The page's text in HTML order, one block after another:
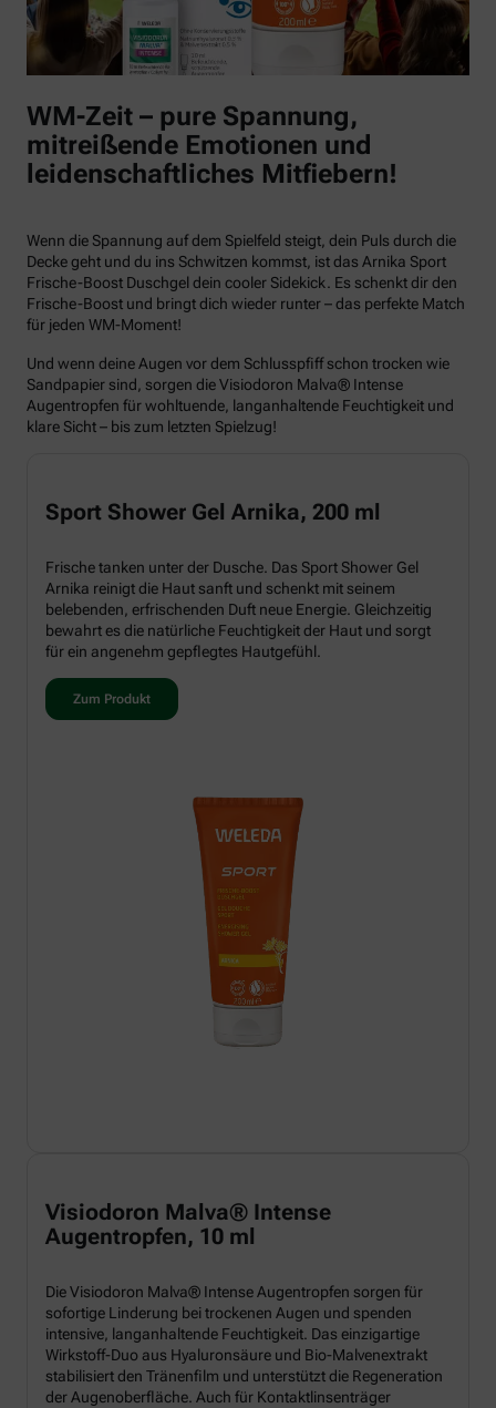
WM-Zeit – pure Spannung,
mitreißende Emotionen und
leidenschaftliches Mitfiebern!
Wenn die Spannung auf dem Spielfeld steigt, dein Puls durch die
Decke geht und du ins Schwitzen kommst, ist das Arnika Sport
Frische-Boost Duschgel dein cooler Sidekick. Es schenkt dir den
Frische-Boost und bringt dich wieder runter – das perfekte Match
für jeden WM-Moment!
Und wenn deine Augen vor dem Schlusspfiff schon trocken wie
Sandpapier sind, sorgen die Visiodoron Malva® Intense
Augentropfen für wohltuende, langanhaltende Feuchtigkeit und
klare Sicht – bis zum letzten Spielzug!
Sport Shower Gel Arnika, 200 ml
Frische tanken unter der Dusche. Das Sport Shower Gel
Arnika reinigt die Haut sanft und schenkt mit seinem
belebenden, erfrischenden Duft neue Energie. Gleichzeitig
bewahrt es die natürliche Feuchtigkeit der Haut und sorgt
für ein angenehm gepflegtes Hautgefühl.
Zum Produkt
Visiodoron Malva® Intense
Augentropfen, 10 ml
Die Visiodoron Malva® Intense Augentropfen sorgen für
sofortige Linderung bei trockenen Augen und spenden
intensive, langanhaltende Feuchtigkeit. Das einzigartige
Wirkstoff-Duo aus Hyaluronsäure und Bio-Malvenextrakt
stabilisiert den Tränenfilm und unterstützt die Regeneration
der Augenoberfläche. Auch für Kontaktlinsenträger